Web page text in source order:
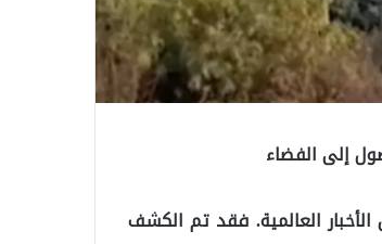
إلى الفضاء
العالمية. فقد تم الكشف